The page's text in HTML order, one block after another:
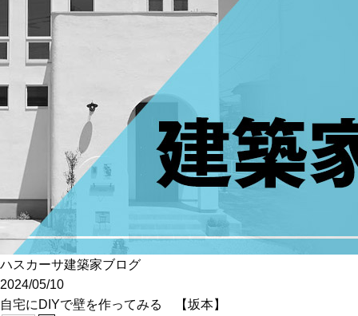
モデルハウス
お客様の声
家づくりの流れ
土地をお探しの方
会社概要
採用情報
各種お問い合わせ
カタログ請求
来場予約
ハスカーサ建築家ブログ
2024/05/10
自宅にDIYで壁を作ってみる 【坂本】